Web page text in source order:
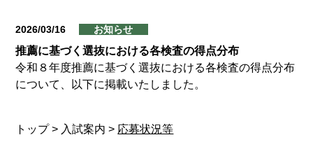
2026/03/16 お知らせ
推薦に基づく選抜における各検査の得点分布
令和８年度推薦に基づく選抜における各検査の得点分布
について、以下に掲載いたしました。
トップ > 入試案内 > 応募状況等